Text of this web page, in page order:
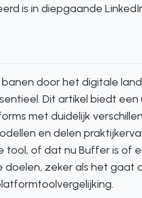
is in diepgaande
door het digitale
Dit artikel biedt een
met duidelijk
en delen
tool, of dat nu Buffer is of
zeker als het gaat